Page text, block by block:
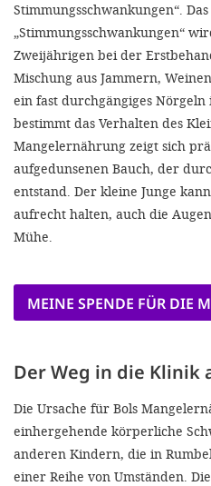
Stimmungsschwankungen“.
„Stimmungsschwankungen“
Zweijährigen bei der
Mischung aus Jammern,
ein fast durchgängiges
bestimmt das Verhalten des
Mangelernährung zeigt sich
aufgedunsenen Bauch, der
entstand. Der kleine Junge
aufrecht halten, auch die
Mühe.
MEINE SPENDE FÜR DIE
Der Weg in die Klinik
Die Ursache für Bols
einhergehende körperliche
anderen Kindern, die in
einer Reihe von Umständen.